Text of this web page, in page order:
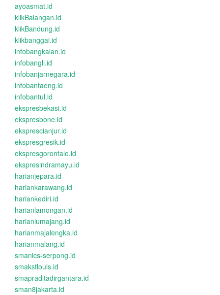
ayoasmat.id
klikBalangan.id
klikBandung.id
klikbanggai.id
infobangkalan.id
infobangli.id
infobanjarnegara.id
infobantaeng.id
infobantul.id
ekspresbekasi.id
ekspresbone.id
eksprescianjur.id
ekspresgresik.id
ekspresgorontalo.id
ekspresindramayu.id
harianjepara.id
hariankarawang.id
hariankediri.id
harianlamongan.id
harianlumajang.id
harianmajalengka.id
harianmalang.id
smanics-serpong.id
smakstlouis.id
smapraditadirgantara.id
sman8jakarta.id